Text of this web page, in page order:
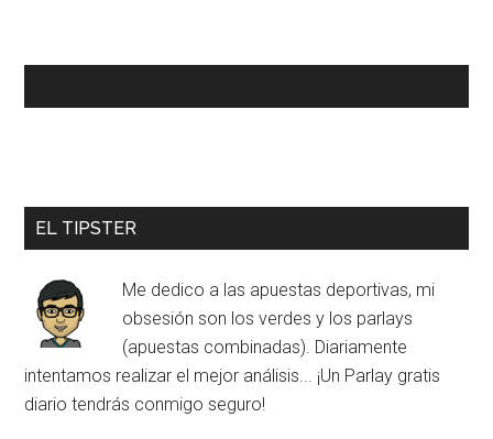
EL TIPSTER
Me dedico a las apuestas deportivas, mi
obsesión son los verdes y los parlays
(apuestas combinadas). Diariamente
intentamos realizar el mejor análisis... ¡Un Parlay gratis
diario tendrás conmigo seguro!